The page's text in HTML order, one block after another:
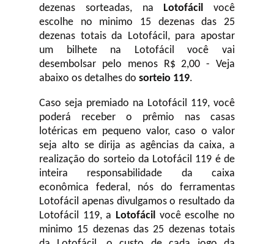
dezenas sorteadas, na Lotofácil você
escolhe no minimo 15 dezenas das 25
dezenas totais da Lotofácil, para apostar
um bilhete na Lotofácil você vai
desembolsar pelo menos R$ 2,00 - Veja
abaixo os detalhes do sorteio 119.
Caso seja premiado na Lotofácil 119, você
poderá receber o prêmio nas casas
lotéricas em pequeno valor, caso o valor
seja alto se dirija as agências da caixa, a
realização do sorteio da Lotofácil 119 é de
inteira responsabilidade da caixa
econômica federal, nós do ferramentas
Lotofácil apenas divulgamos o resultado da
Lotofácil 119, a Lotofácil você escolhe no
minimo 15 dezenas das 25 dezenas totais